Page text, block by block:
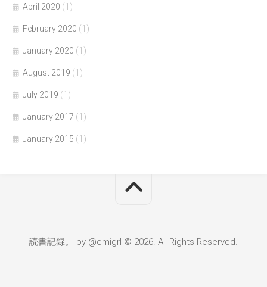
April 2020 (1)
February 2020 (1)
January 2020 (1)
August 2019 (1)
July 2019 (1)
January 2017 (1)
January 2015 (1)
読書記録。 by @emigrl © 2026. All Rights Reserved.